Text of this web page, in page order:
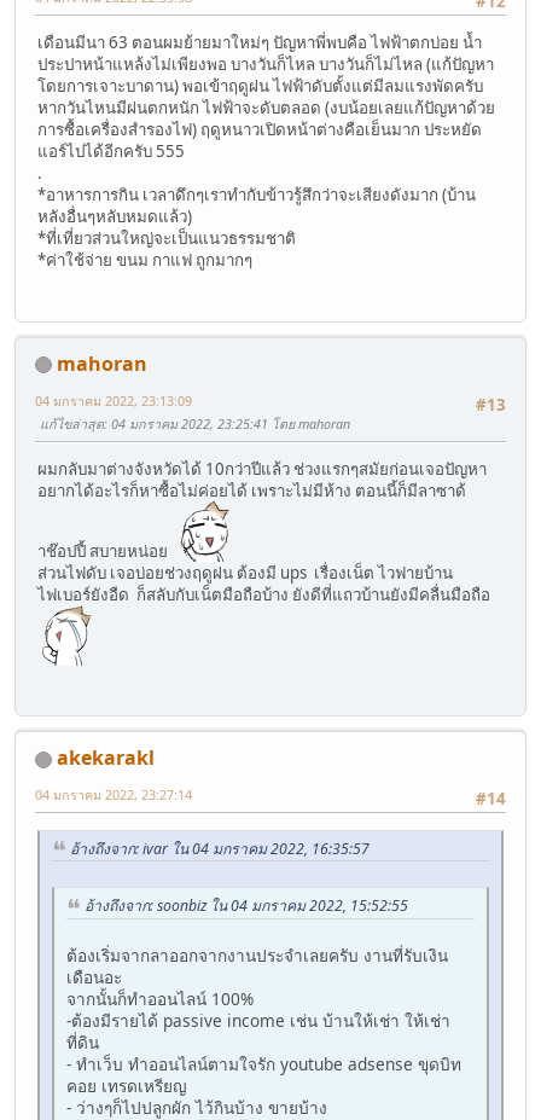
เดือนมีนา 63 ตอนผมย้ายมาใหม่ๆ ปัญหาพี่พบคือ ไฟฟ้าตกบ่อย น้ำ
ประปาหน้าแหล้งไม่เพียงพอ บางวันก็ไหล บางวันก็ไม่ไหล (แก้ปัญหา
โดยการเจาะบาดาน) พอเข้าฤดูฝน ไฟฟ้าดับตั้งแต่มีลมแรงพัดครับ
หากวันไหนมีฝนตกหนัก ไฟฟ้าจะดับตลอด (งบน้อยเลยแก้ปัญหาด้วย
การซื้อเครื่องสำรองไฟ) ฤดูหนาวเปิดหน้าต่างคือเย็นมาก ประหยัด
แอร์ไปได้อีกครับ 555
.
*อาหารการกิน เวลาดึกๆเราทำกับข้าวรู้สึกว่าจะเสียงดังมาก (บ้าน
หลังอื่นๆหลับหมดแล้ว)
*ที่เที่ยวส่วนใหญ่จะเป็นแนวธรรมชาติ
*ค่าใช้จ่าย ขนม กาแฟ ถูกมากๆ
mahoran
#13
04 มกราคม 2022, 23:13:09
แก้ไขล่าสุด: 04 มกราคม 2022, 23:25:41 โดย mahoran
ผมกลับมาต่างจังหวัดได้ 10กว่าปีแล้ว ช่วงแรกๆสมัยก่อนเจอปัญหา
อยากได้อะไรก็หาซื้อไม่ค่อยได้ เพราะไม่มีห้าง ตอนนี้ก็มีลาซาด้
าช๊อปปี้ สบายหน่อย
ส่วนไฟดับ เจอบ่อยช่วงฤดูฝน ต้องมี ups เรื่องเน็ต ไวฟายบ้าน
ไฟเบอร์ยังอืด ก็สลับกับเน็ตมือถือบ้าง ยังดีที่แถวบ้านยังมีคลื่นมือถือ
akekarakl
#14
04 มกราคม 2022, 23:27:14
อ้างถึงจาก: ivar ใน 04 มกราคม 2022, 16:35:57
อ้างถึงจาก: soonbiz ใน 04 มกราคม 2022, 15:52:55
ต้องเริ่มจากลาออกจากงานประจำเลยครับ งานที่รับเงิน
เดือนอะ
จากนั้นก็ทำออนไลน์ 100%
-ต้องมีรายได้ passive income เช่น บ้านให้เช่า ให้เช่า
ที่ดิน
- ทำเว็บ ทำออนไลน์ตามใจรัก youtube adsense ขุดบิท
คอย เทรดเหรียญ
- ว่างๆก็ไปปลูกผัก ไว้กินบ้าง ขายบ้าง